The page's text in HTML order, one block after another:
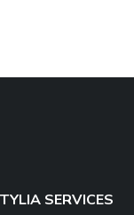
SERVICES